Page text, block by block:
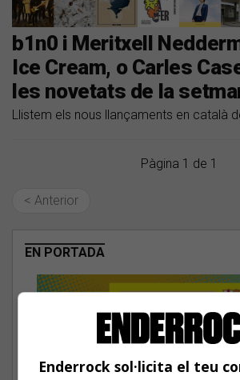
b1n0 i Meritxell
Ice Cream, o Carles
les novetats de la
​Llistem els nous llançaments en català
Pàgina 1 de 1
< Anterior
EN PORTADA
Enderrock sol·licita el teu